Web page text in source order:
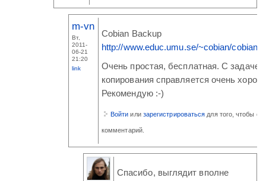
m-vn
Вт,
2011-
06-21
21:20
link
Cobian Backup
http://www.educ.umu.se/~cobian/
Очень простая, бесплатная. С задачей
копирования справляется очень
Рекомендую :-)
Войти или зарегистрироваться для того, чтобы
комментарий.
Спасибо, выглядит вполне